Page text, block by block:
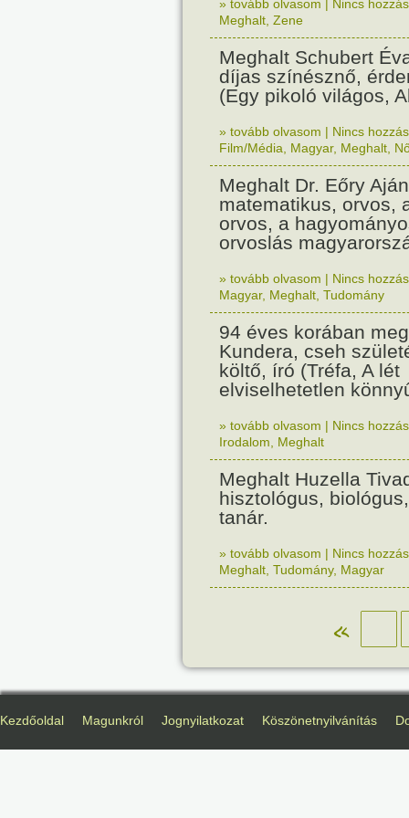
» tovább olvasom | Nincs
Meghalt Zene
Meghalt Schubert
díjas színésznő,
(Egy pikoló világos,
» tovább olvasom | Nincs
Film/Média
Magyar, Meghalt
Meghalt Dr. Eőry
matematikus, orvos,
orvos, a
orvoslás
» tovább olvasom | Nincs
Magyar, Meghalt Tudomány
94 éves korában
Kundera, cseh
költő, író (Tréfa, A lét
elviselhetetlen
» tovább olvasom | Nincs
Irodalom
Meghalt
Meghalt Huzella
hisztológus,
tanár.
» tovább olvasom | Nincs
Meghalt Tudomány, Magyar
«
Kezdőoldal Magunkról Jognyilatkozat Köszönetnyilvánítás